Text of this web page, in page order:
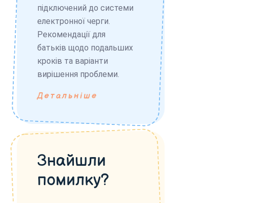
підключений до системи
електронної черги.
Рекомендації для
батьків щодо подальших
кроків та варіанти
вирішення проблеми.
Детальніше
Знайшли
помилку?